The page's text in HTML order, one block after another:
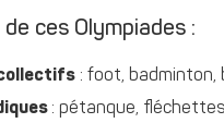
ces Olympiades :
: foot, badminton,
: pétanque,